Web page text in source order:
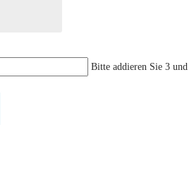
Bitte addieren Sie 3 und